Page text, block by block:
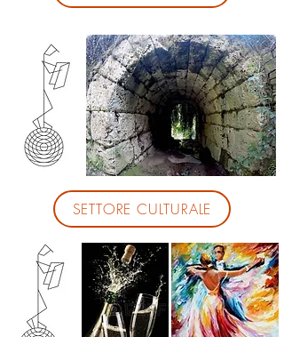
SETTORE CULTURALE